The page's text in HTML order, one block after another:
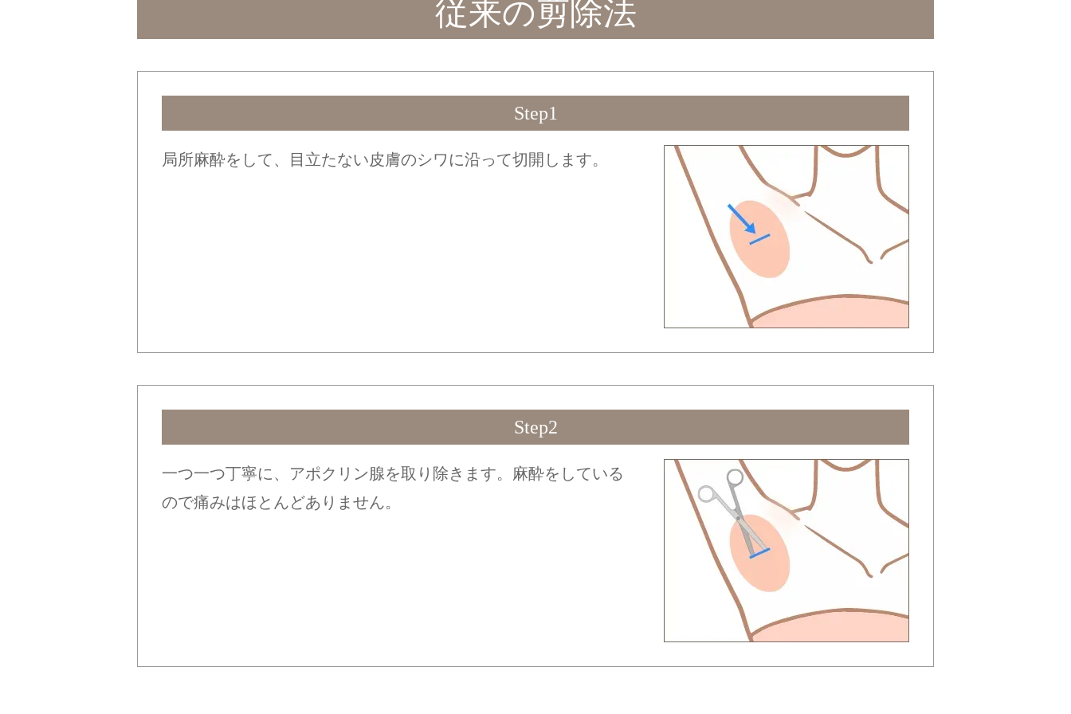
従来の剪除法
Step1
局所麻酔をして、目立たない皮膚のシワに沿って切開します。
Step2
一つ一つ丁寧に、アポクリン腺を取り除きます。麻酔をしている
ので痛みはほとんどありません。